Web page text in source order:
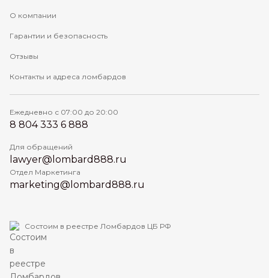
О компании
Гарантии и безопасность
Отзывы
Контакты и адреса ломбардов
Ежедневно с 07:00 до 20:00
8 804 333 6 888
Для обращений
lawyer@lombard888.ru
Отдел Маркетинга
marketing@lombard888.ru
Состоим в реестре Ломбардов ЦБ РФ